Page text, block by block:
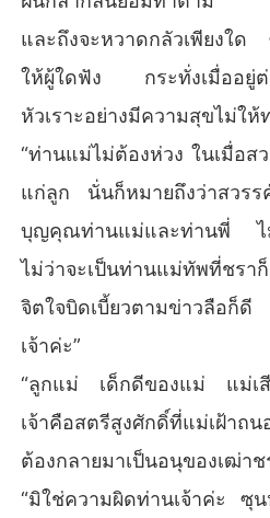
และถึงจะหวาดกลัวเพียงใด
ให้ผู้ใดฟัง กระทั่งเมื่ออยู่ต่
หัวเราะอย่างมีความสุขไม่ใ
“ท่านแม่ไม่ต้องห่วง ในเมื่อส
แก่ลูก นั่นก็หมายถึงว่าสวรร
บุญคุณท่านแม่และท่านพี่ ไม่
ไม่ว่าจะเป็นท่านแม่ทัพที่ชร
จิตใจบิดเบี้ยวตามข่าวลือก็
เจ้าค่ะ”
“ลูกแม่ เด็กดีของแม่ แม่เสี
เจ้าคือสตรีสูงศักดิ์ที่แม่เฝ้า
ต้องกลายมาเป็นอนุของเฒ่าช
“มิใช่ความผิดท่านเจ้าค่ะ ซุ